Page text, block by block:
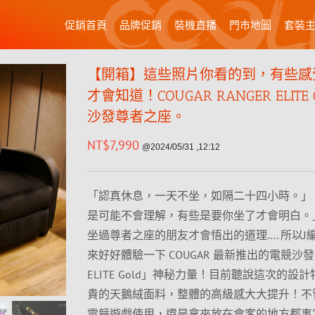
促銷首頁 品牌促銷 裝機直播 門市地圖 套裝
【開箱】這些照片你看的到，有些
才會知道！COUGAR RANGER
沙發尊者之座。
NT$7,990 @2024/05/31 ,12:12
「認真休息，一天不坐，如隔二十四小時。
是可能不會理解，有些是要你坐了才會明白
坐過尊者之座的朋友才會悟出的道理…. 所以J
來好好體驗一下 COUGAR 最新推出的電競沙發
ELITE Gold」神秘力量！目前聽說這次的設計
貴的天鵝絨面料，整體的高級感大大提升！